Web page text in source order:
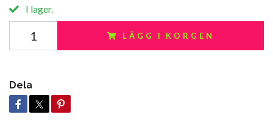
I lager.
LÄGG I KORGEN
Dela